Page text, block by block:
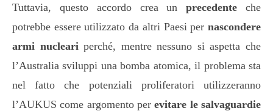
Tuttavia, questo accordo crea un precedente che
potrebbe essere utilizzato da altri Paesi per nascondere
armi nucleari perché, mentre nessuno si aspetta che
l’Australia sviluppi una bomba atomica, il problema sta
nel fatto che potenziali proliferatori utilizzeranno
l’AUKUS come argomento perevitare le salvaguardie